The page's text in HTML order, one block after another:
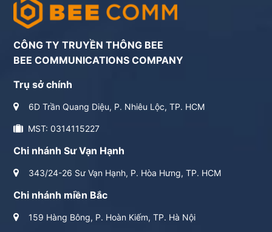
CÔNG TY TRUYỀN THÔNG BEE
BEE COMMUNICATIONS COMPANY
Trụ sở chính
6D Trần Quang Diệu, P. Nhiêu Lộc, TP. HCM
MST: 0314115227
Chi nhánh Sư Vạn Hạnh
343/24-26 Sư Vạn Hạnh, P. Hòa Hưng, TP. HCM
Chi nhánh miền Bắc
159 Hàng Bông, P. Hoàn Kiếm, TP. Hà Nội